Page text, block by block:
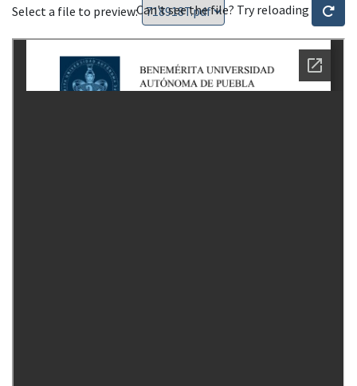
Select a file to preview:Can't see the file? Try reloading